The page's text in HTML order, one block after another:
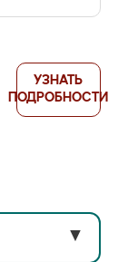
УЗНАТЬ
ПОДРОБНОСТИ
▼